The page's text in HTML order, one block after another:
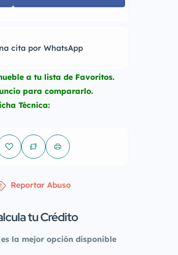
cita por WhatsApp
a tu lista de Favoritos.
para compararlo.
Técnica:
Reportar Abuso
tu Crédito
la mejor opción disponible